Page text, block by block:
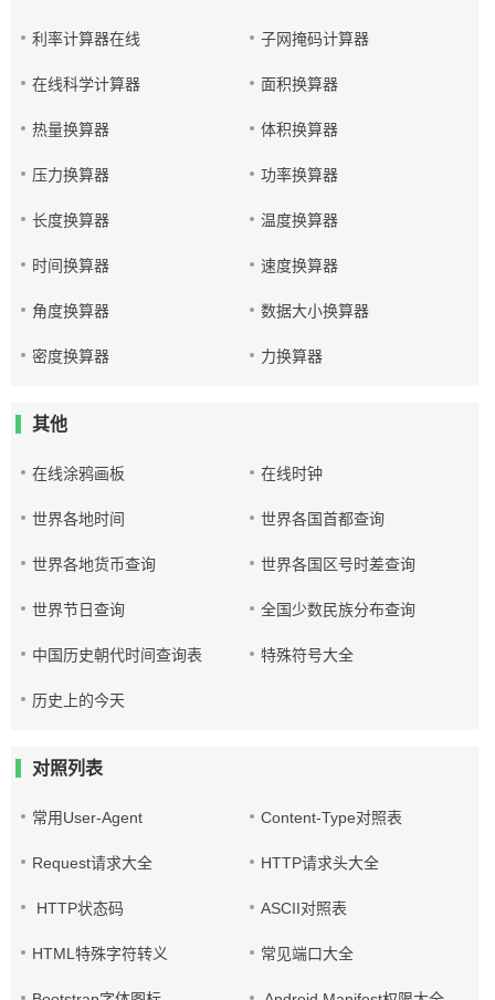
利率计算器在线 子网掩码计算器
在线科学计算器 面积换算器
热量换算器 体积换算器
压力换算器 功率换算器
长度换算器 温度换算器
时间换算器 速度换算器
角度换算器 数据大小换算器
密度换算器 力换算器
其他
在线涂鸦画板 在线时钟
世界各地时间 世界各国首都查询
世界各地货币查询 世界各国区号时差查询
世界节日查询 全国少数民族分布查询
中国历史朝代时间查询表 特殊符号大全
历史上的今天
对照列表
常用User-Agent Content-Type对照表
Request请求大全 HTTP请求头大全
HTTP状态码 ASCII对照表
HTML特殊字符转义 常见端口大全